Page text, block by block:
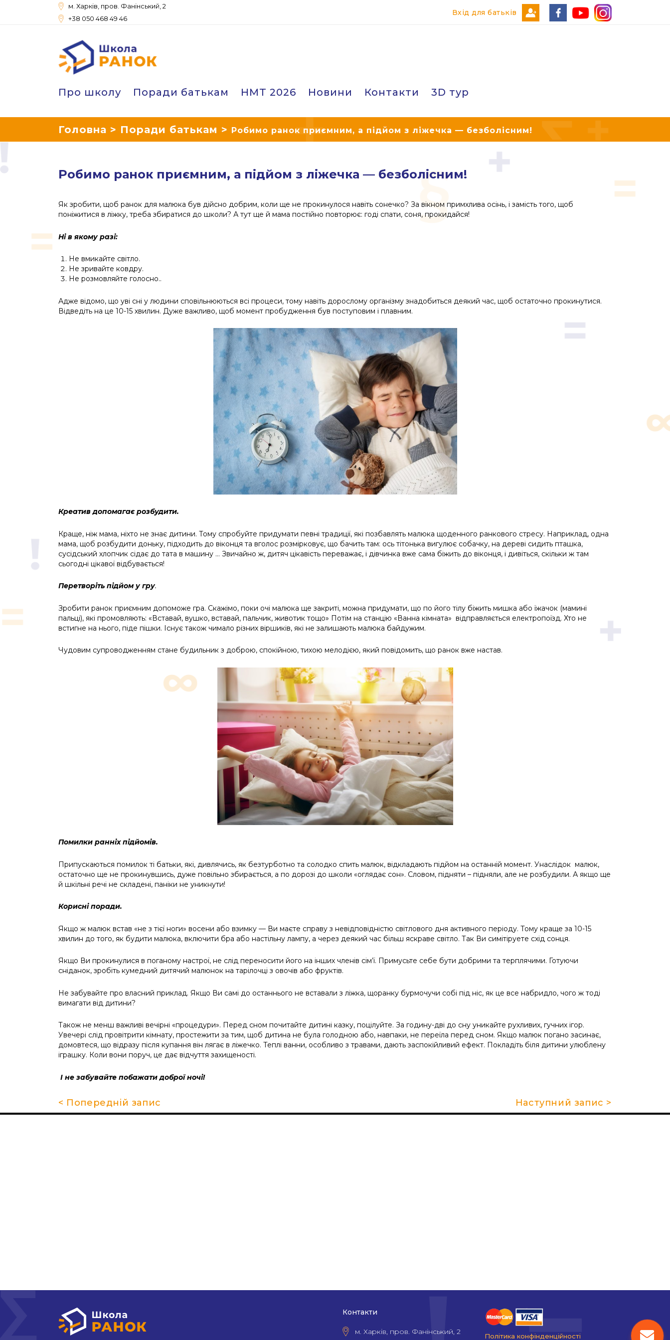
Про школу Поради батькам НМТ 2026 Новини Контакти 3D тур
Головна > Поради батькам > Робимо ранок приємним, а підйом з ліжечка — безболісним!
Робимо ранок приємним, а підйом з ліжечка — безболісним!
Як зробити, щоб ранок для малюка був дійсно добрим, коли ще не прокинулося навіть сонечко? За вікном примхлива осінь, і замість того, щоб
поніжитися в ліжку, треба збиратися до школи? А тут ще й мама постійно повторює: годі спати, соня, прокидайся!
Ні в якому разі:
Не вмикайте світло.
Не зривайте ковдру.
Не розмовляйте голосно..
Адже відомо, що уві сні у людини сповільнюються всі процеси, тому навіть дорослому організму знадобиться деякий час, щоб остаточно прокинутися.
Відведіть на це 10-15 хвилин. Дуже важливо, щоб момент пробудження був поступовим і плавним.
Креатив допомагає розбудити.
Краще, ніж мама, ніхто не знає дитини. Тому спробуйте придумати певні традиції, які позбавлять малюка щоденного ранкового стресу. Наприклад, одна
мама, щоб розбудити доньку, підходить до віконця та вголос розмірковує, що бачить там: ось тітонька вигулює собачку, на дереві сидить пташка,
сусідський хлопчик сідає до тата в машину … Звичайно ж, дитяч цікавість переважає, і дівчинка вже сама біжить до віконця, і дивіться, скільки ж там
сьогодні цікавої відбувається!
Перетворіть підйом у гру.
Зробити ранок приємним допоможе гра. Скажімо, поки очі малюка ще закриті, можна придумати, що по його тілу біжить мишка або їжачок (мамині
пальці), які промовляють: «Вставай, вушко, вставай, пальчик, животик тощо» Потім на станцію «Ванна кімната» відправляється електропоїзд. Хто не
встигне на нього, піде пішки. Існує також чимало різних віршиків, які не залишають малюка байдужим.
Чудовим супроводженням стане будильник з доброю, спокійною, тихою мелодією, який повідомить, що ранок вже настав.
Помилки ранніх підйомів.
Припускаються помилок ті батьки, які, дивлячись, як безтурботно та солодко спить малюк, відкладають підйом на останній момент. Унаслідок малюк,
остаточно ще не прокинувшись, дуже повільно збирається, а по дорозі до школи «оглядає сон». Словом, підняти – підняли, але не розбудили. А якщо ще
й шкільні речі не складені, паніки не уникнути!
Корисні поради.
Якщо ж малюк встав «не з тієї ноги» восени або взимку — Ви маєте справу з невідповідністю світлового дня активного періоду. Тому краще за 10-15
хвилин до того, як будити малюка, включити бра або настільну лампу, а через деякий час більш яскраве світло. Так Ви симітіруете схід сонця.
Якщо Ви прокинулися в поганому настрої, не слід переносити його на інших членів сім’ї. Примусьте себе бути добрими та терплячими. Готуючи
сніданок, зробіть кумедний дитячий малюнок на тарілочці з овочів або фруктів.
Не забувайте про власний приклад. Якщо Ви самі до останнього не вставали з ліжка, щоранку бурмочучи собі під ніс, як це все набридло, чого ж тоді
вимагати від дитини?
Також не менш важливі вечірні «процедури». Перед сном почитайте дитині казку, поцілуйте. За годину-дві до сну уникайте рухливих, гучних ігор.
Увечері слід провітрити кімнату, простежити за тим, щоб дитина не була голодною або, навпаки, не переїла перед сном. Якщо малюк погано засинає,
домовтеся, що відразу після купання він лягає в ліжечко. Теплі ванни, особливо з травами, дають заспокійливий ефект. Покладіть біля дитини улюблену
іграшку. Коли вони поруч, це дає відчуття захищеності.
І не забувайте побажати доброї ночі!
< Попередній запис Наступний запис >
Контакти
м. Харків, пров. Фанінський, 2 Політика конфінденційності
м. Харків, пров. Фанінський, 2
+38 050 468 49 46
Вхід для батьків